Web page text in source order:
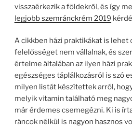
visszaérkezik a földekről, és így
legjobb szemránckrém 2019
A cikkben házi praktikákat is lehet
felelősséget nem vállalnak, és
értelme általában az ilyen házi
egészséges táplálkozásról is szó
milyen listát készítettek arról,
melyik vitamin található meg
már érdemes csemegézni. Ki is
ráncok nélkül is nagyon hasznos